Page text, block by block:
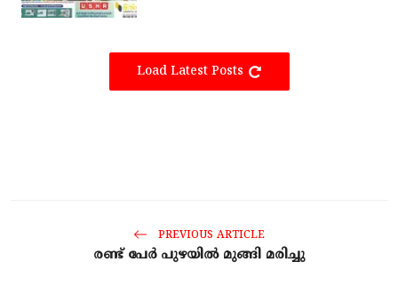
Load Latest Posts
PREVIOUS ARTICLE
രണ്ട് പേർ പുഴയിൽ മുങ്ങി മരിച്ചു